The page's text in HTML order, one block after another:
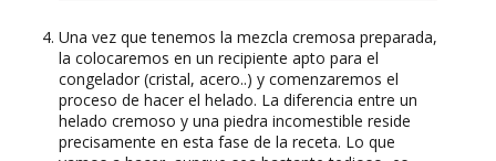
Una vez que tenemos la mezcla cremosa preparada,
la colocaremos en un recipiente apto para el
congelador (cristal, acero..) y comenzaremos el
proceso de hacer el helado. La diferencia entre un
helado cremoso y una piedra incomestible reside
precisamente en esta fase de la receta. Lo que